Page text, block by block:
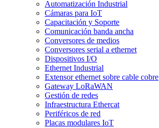
Automatización Industrial
Cámaras para IoT
Capacitación y Soporte
Comunicación banda ancha
Conversores de medios
Conversores serial a ethernet
Dispositivos I/O
Ethernet Industrial
Extensor ethernet sobre cable cobre
Gateway LoRaWAN
Gestión de redes
Infraestructura Ethercat
Periféricos de red
Placas modulares IoT